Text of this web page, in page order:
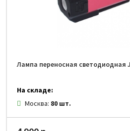
Лампа переносная светодиодная
На складе:
Москва: 80 шт.